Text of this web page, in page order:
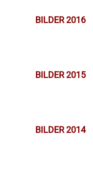
BILDER 2016
BILDER 2015
BILDER 2014